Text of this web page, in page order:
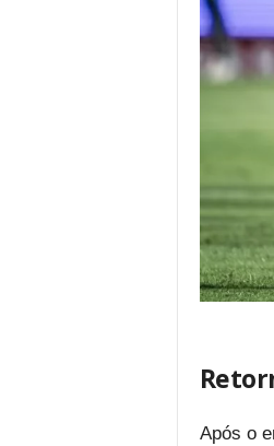
Após o